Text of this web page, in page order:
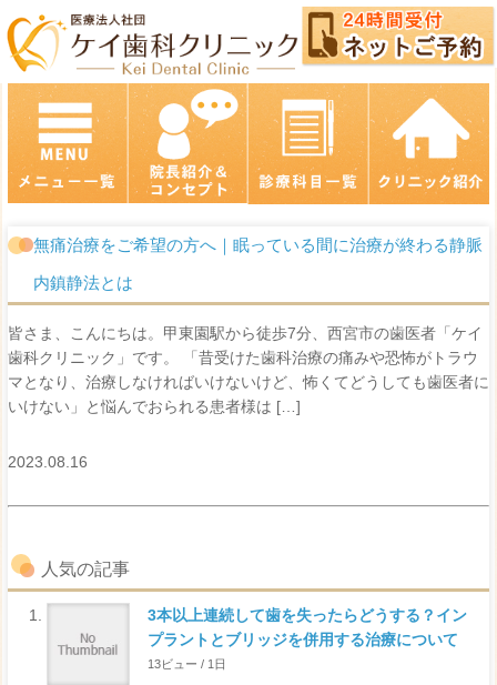
無痛治療をご希望の方へ｜眠っている間に治療が終わる静脈
内鎮静法とは
皆さま、こんにちは。甲東園駅から徒歩7分、西宮市の歯医者「ケイ
歯科クリニック」です。 「昔受けた歯科治療の痛みや恐怖がトラウ
マとなり、治療しなければいけないけど、怖くてどうしても歯医者に
いけない」と悩んでおられる患者様は […]
2023.08.16
人気の記事
3本以上連続して歯を失ったらどうする？イン
プラントとブリッジを併用する治療について
13ビュー / 1日